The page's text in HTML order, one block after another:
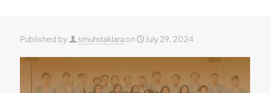
Published by smuhdaklaraon July 29, 2024